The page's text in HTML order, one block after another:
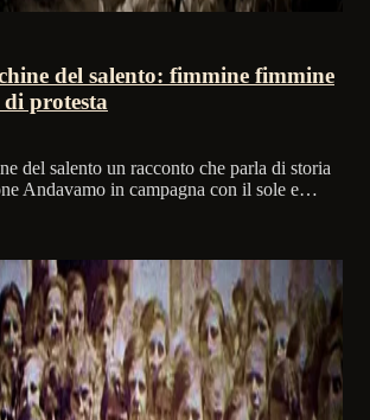
del salento: fimmine fimmine
protesta
del salento un racconto che parla di storia
Andavamo in campagna con il sole e…